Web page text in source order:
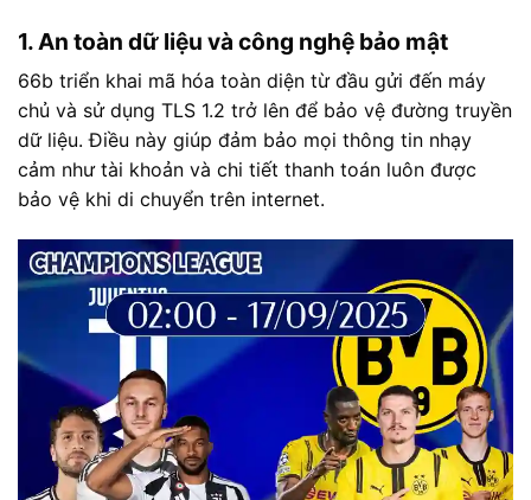
1. An toàn dữ liệu và công nghệ bảo mật
66b triển khai mã hóa toàn diện từ đầu gửi đến máy
chủ và sử dụng TLS 1.2 trở lên để bảo vệ đường truyền
dữ liệu. Điều này giúp đảm bảo mọi thông tin nhạy
cảm như tài khoản và chi tiết thanh toán luôn được
bảo vệ khi di chuyển trên internet.